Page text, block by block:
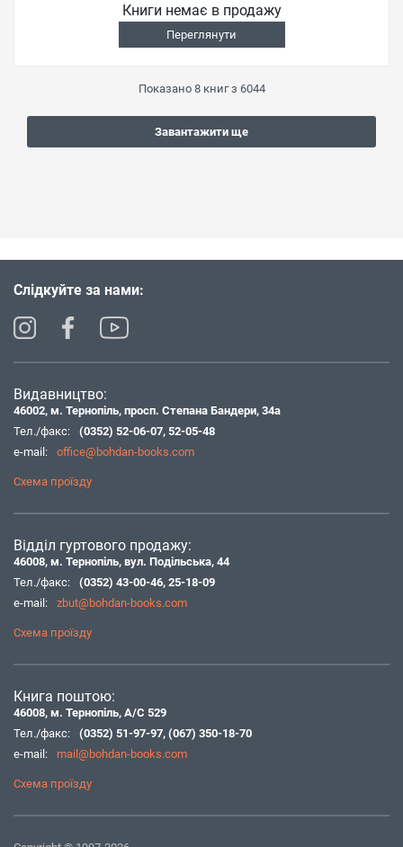
Книги немає в продажу
Переглянути
Показано 8книг з 6044
Завантажити ще
Слідкуйте за нами:
Видавництво:
46002, м. Тернопіль, просп. Степана Бандери, 34а
Тел./факс:
(0352) 52-06-07, 52-05-48
e-mail:
office@bohdan-books.com
Схема проїзду
Відділ гуртового продажу:
46008, м. Тернопіль, вул. Подільська, 44
Тел./факс:
(0352) 43-00-46, 25-18-09
e-mail:
zbut@bohdan-books.com
Схема проїзду
Книга поштою:
46008, м. Тернопіль, А/С 529
Тел./факс:
(0352) 51-97-97, (067) 350-18-70
e-mail:
mail@bohdan-books.com
Схема проїзду